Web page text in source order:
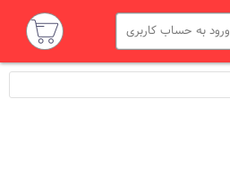
ورود به حساب کاربری